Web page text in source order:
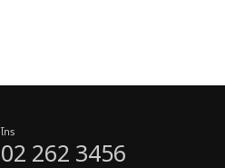
โทร
02 262 3456